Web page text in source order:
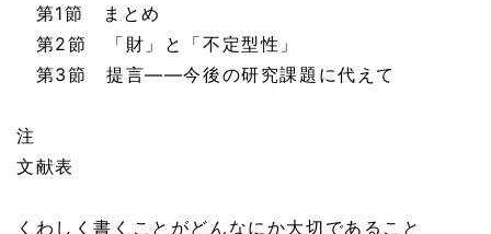
第1節 まとめ
第2節 「財」と「不定型性」
第3節 提言——今後の研究課題に代えて
注
文献表
くわしく書くことがどんなにか大切であること